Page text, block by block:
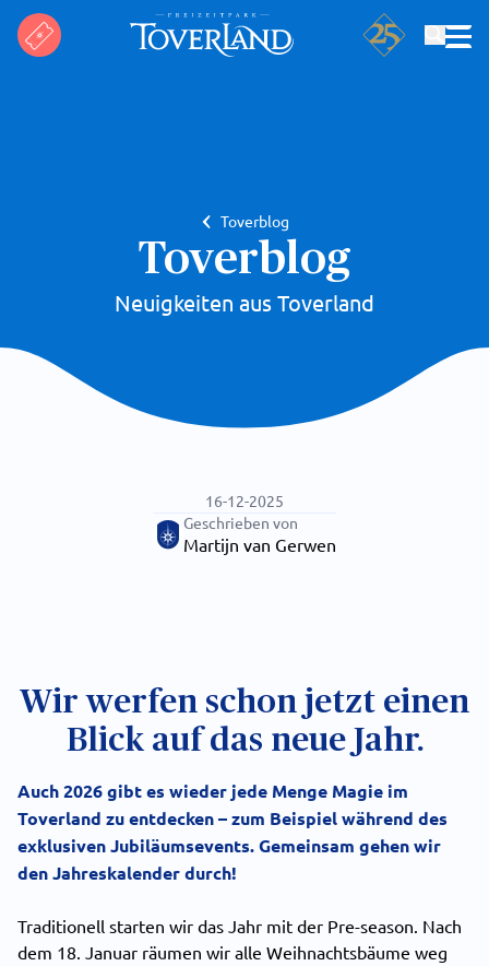
Toverblog
Toverblog
Neuigkeiten aus Toverland
16-12-2025
Geschrieben von
Martijn van Gerwen
Wir werfen schon jetzt einen
Blick auf das neue Jahr.
Auch 2026 gibt es wieder jede Menge Magie im
Toverland zu entdecken – zum Beispiel während des
exklusiven Jubiläumsevents. Gemeinsam gehen wir
den Jahreskalender durch!
Traditionell starten wir das Jahr mit der Pre-season. Nach
dem 18. Januar räumen wir alle Weihnachtsbäume weg